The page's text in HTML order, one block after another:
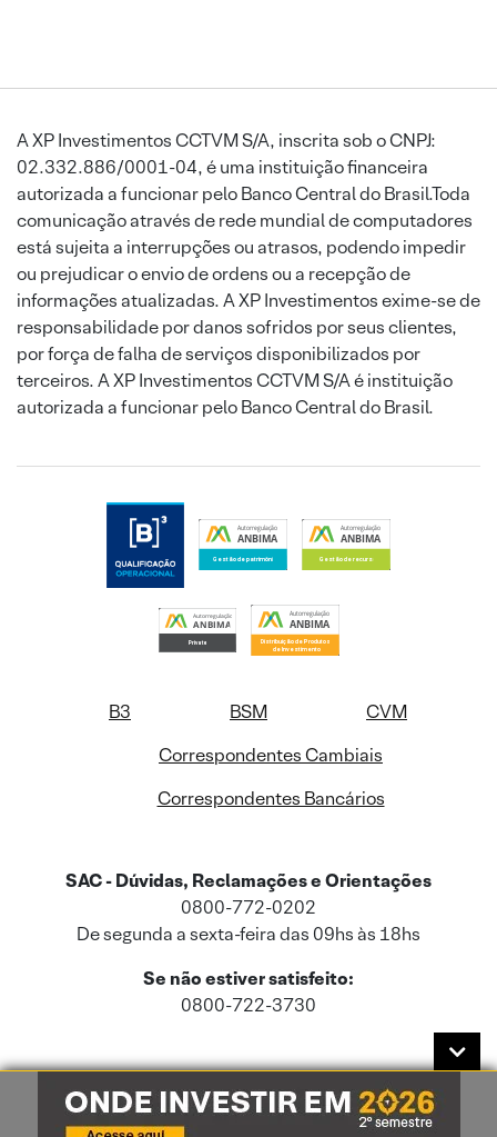
A XP Investimentos CCTVM S/A, inscrita sob o CNPJ:
02.332.886/0001-04, é uma instituição financeira
autorizada a funcionar pelo Banco Central do Brasil.Toda
comunicação através de rede mundial de computadores
está sujeita a interrupções ou atrasos, podendo impedir
ou prejudicar o envio de ordens ou a recepção de
informações atualizadas. A XP Investimentos exime-se de
responsabilidade por danos sofridos por seus clientes,
por força de falha de serviços disponibilizados por
terceiros. A XP Investimentos CCTVM S/A é instituição
autorizada a funcionar pelo Banco Central do Brasil.
B3 BSM
CVM
Correspondentes Cambiais
Correspondentes Bancários
SAC - Dúvidas, Reclamações e Orientações
0800-772-0202
De segunda a sexta-feira das 09hs às 18hs
Se não estiver satisfeito:
0800-722-3730
Este site usa cookies e dados pessoais de acordo com a nossaPolítica de
Cookies
e a nossaPolítica de Privacidade.